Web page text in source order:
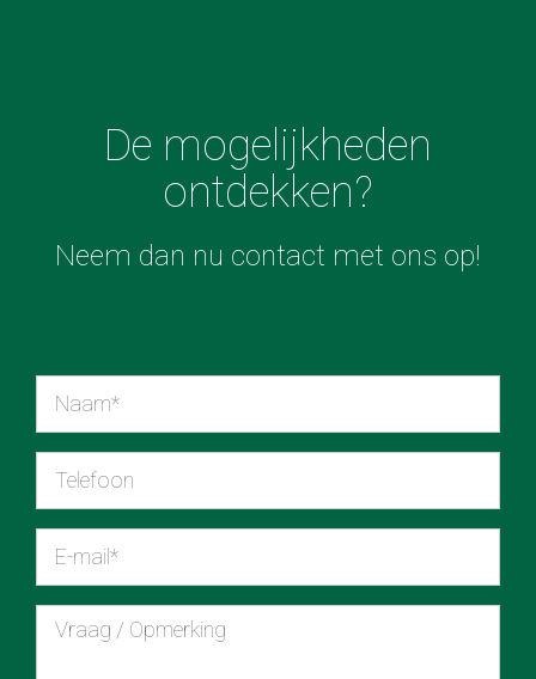
De mogelijkheden
ontdekken?
Neem dan nu contact met ons op!